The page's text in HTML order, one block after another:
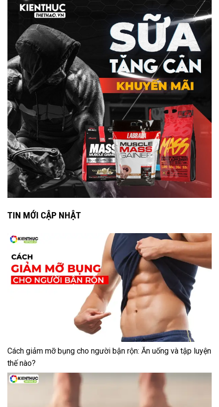
TIN MỚI CẬP NHẬT
Cách giảm mỡ bụng cho người bận rộn: Ăn uống và tập luyện
thế nào?